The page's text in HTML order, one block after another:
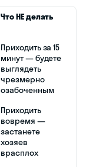
Что НЕ делать
Приходить за 15
минут — будете
выглядеть
чрезмерно
озабоченным
Приходить
вовремя —
застанете
хозяев
врасплох